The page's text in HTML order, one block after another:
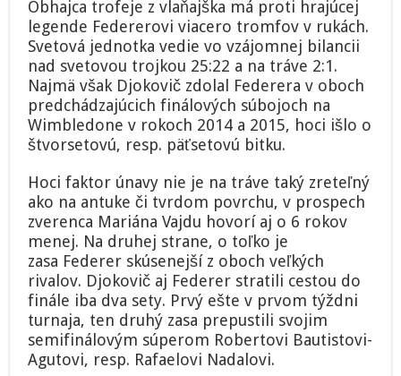
Obhajca trofeje z vlaňajška má proti hrajúcej
legende Federerovi viacero tromfov v rukách.
Svetová jednotka vedie vo vzájomnej bilancii
nad svetovou trojkou 25:22 a na tráve 2:1.
Najmä však Djokovič zdolal Federera v oboch
predchádzajúcich finálových súbojoch na
Wimbledone v rokoch 2014 a 2015, hoci išlo o
štvorsetovú, resp. päťsetovú bitku.
Hoci faktor únavy nie je na tráve taký zreteľný
ako na antuke či tvrdom povrchu, v prospech
zverenca Mariána Vajdu hovorí aj o 6 rokov
menej. Na druhej strane, o toľko je
zasa Federer skúsenejší z oboch veľkých
rivalov. Djokovič aj Federer stratili cestou do
finále iba dva sety. Prvý ešte v prvom týždni
turnaja, ten druhý zasa prepustili svojim
semifinálovým súperom Robertovi Bautistovi-
Agutovi, resp. Rafaelovi Nadalovi.